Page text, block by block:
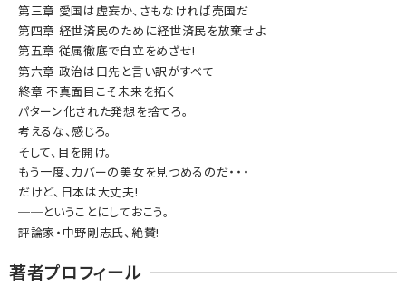
第三章 愛国は虚妄か、さもなければ売国だ
第四章 経世済民のために経世済民を放棄せよ
第五章 従属徹底で自立をめざせ!
第六章 政治は口先と言い訳がすべて
終章 不真面目こそ未来を拓く
パターン化された発想を捨てろ。
考えるな、感じろ。
そして、目を開け。
もう一度、カバーの美女を見つめるのだ・・・
だけど、日本は大丈夫!
──ということにしておこう。
評論家・中野剛志氏、絶賛!
著者プロフィール